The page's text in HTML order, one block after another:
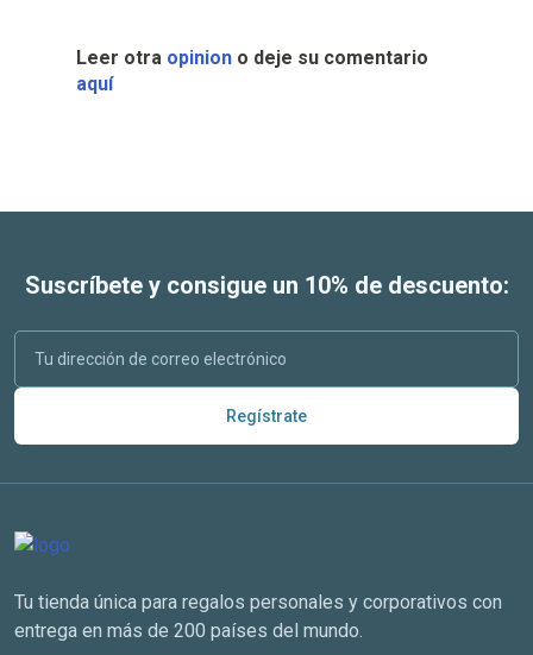
Leer otra opiniono deje su comentario
aquí
Suscríbete y consigue un 10% de descuento:
Regístrate
Tu tienda única para regalos personales y corporativos con
entrega en más de 200 países del mundo.